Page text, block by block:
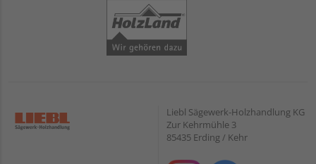
Liebl Sägewerk-Holzhandlung KG
Zur Kehrmühle 3
85435 Erding / Kehr